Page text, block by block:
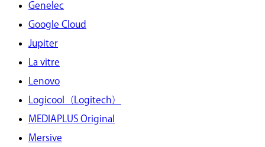
Genelec
Google Cloud
Jupiter
La vitre
Lenovo
Logicool（Logitech）
MEDIAPLUS Original
Mersive